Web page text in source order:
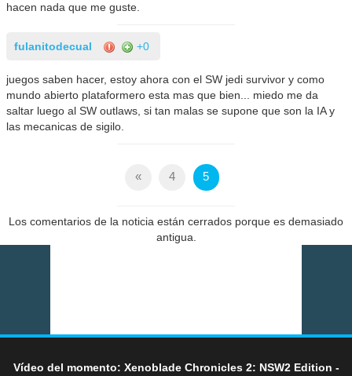
hacen nada que me guste.
fulanitodecual +0
juegos saben hacer, estoy ahora con el SW jedi survivor y como
mundo abierto plataformero esta mas que bien... miedo me da
saltar luego al SW outlaws, si tan malas se supone que son la IA y
las mecanicas de sigilo.
« 4 5
Los comentarios de la noticia están cerrados porque es demasiado
antigua.
Vídeo del momento: Xenoblade Chronicles 2: NSW2 Edition -